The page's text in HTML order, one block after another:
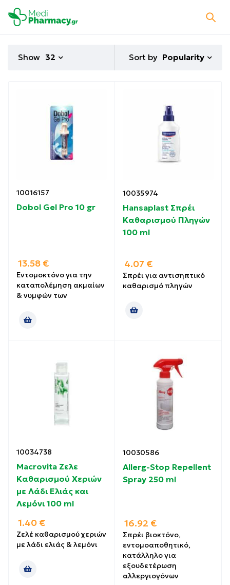
Sort by Popularity
Show 32
10016157
Dobol Gel Pro 10 gr
13.58 €
Εντομοκτόνο για την
καταπολέμηση ακμαίων
& νυμφών των
10035974
Hansaplast Σπρέι
Καθαρισμού Πληγών
100 ml
4.07 €
Σπρέι για αντισηπτικό
καθαρισμό πληγών
10034738
Macrovita Ζελε
Καθαρισμού Χεριών
με Λάδι Ελιάς και
Λεμόνι 100 ml
1.40 €
Ζελέ καθαρισμού χεριών
με λάδι ελιάς & λεμόνι
10030586
Allerg-Stop Repellent
Spray 250 ml
16.92 €
Σπρέι βιοκτόνο,
εντομοαποθητικό,
κατάλληλο για
εξουδετέρωση
αλλεργιογόνων